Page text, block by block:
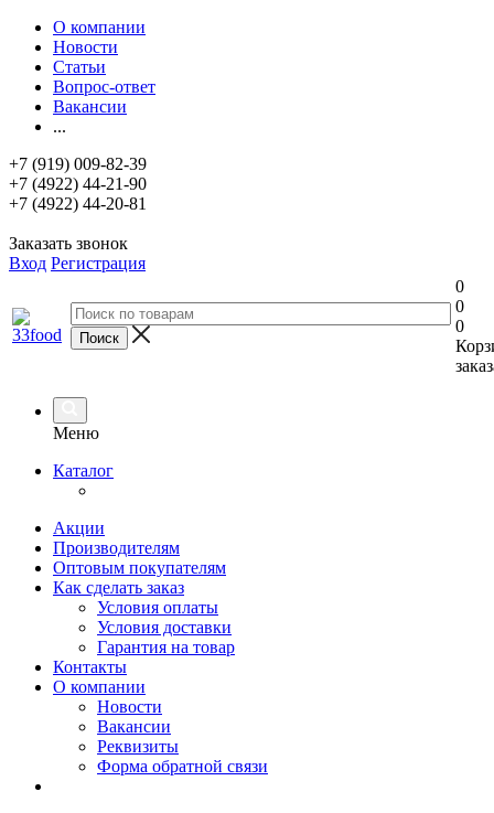
О компании
Новости
Статьи
Вопрос-ответ
Вакансии
...
+7 (919) 009-82-39
+7 (4922) 44-21-90
+7 (4922) 44-20-81
Заказать звонок
Вход Регистрация
0
0
0
Меню
Каталог
Акции
Производителям
Оптовым покупателям
Как сделать заказ
Условия оплаты
Условия доставки
Гарантия на товар
Контакты
О компании
Новости
Вакансии
Реквизиты
Форма обратной связи